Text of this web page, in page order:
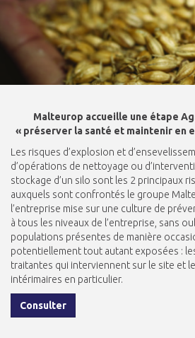
Malteurop accueille une étape
« préserver la santé et maintenir en
Les risques d’explosion et
d’opérations de nettoyage ou
stockage d’un silo sont les 2 principaux
auxquels sont confrontés le groupe
l’entreprise mise sur une culture de
à tous les niveaux de l’entreprise, sans
populations présentes de manière
potentiellement tout autant exposées :
traitantes qui interviennent sur le site et
intérimaires en particulier.
Consulter